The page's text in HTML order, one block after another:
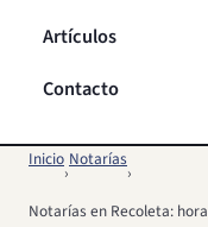
Artículos
Contacto
Inicio
›
Notarías
›
Notarías en Recoleta: